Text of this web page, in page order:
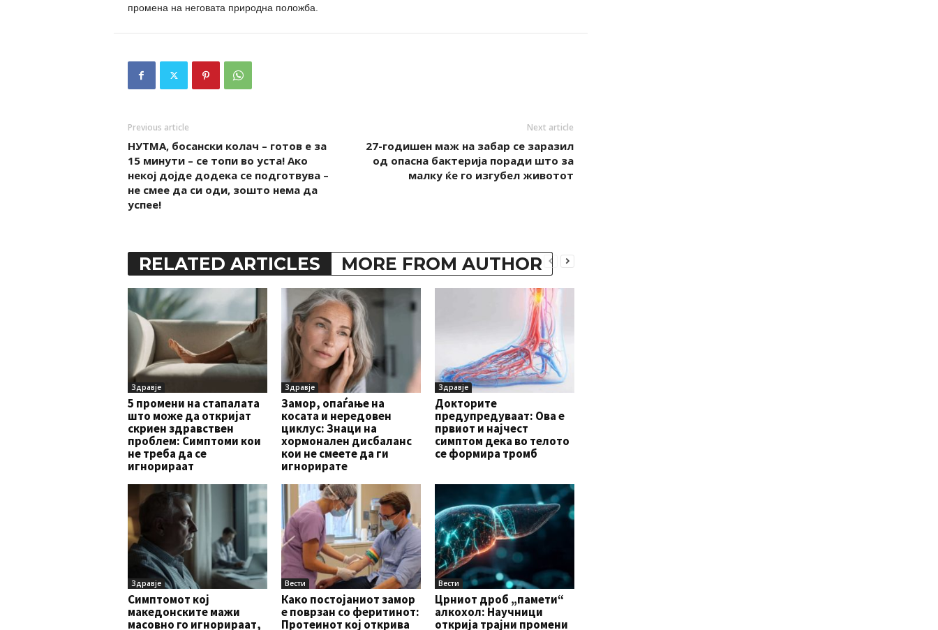
промена на неговата природна положба.
Previous article
НУТМА, босански колач – готов е за
15 минути – се топи во уста! Ако
некој дојде додека се подготвува –
не смее да си оди, зошто нема да
успее!
Next article
27-годишен маж на забар се заразил
од опасна бактерија поради што за
малку ќе го изгубел животот
RELATED ARTICLES MORE FROM AUTHOR
Здравје
5 промени на стапалата
што може да откријат
скриен здравствен
проблем: Симптоми кои
не треба да се
игнорираат
Здравје
Замор, опаѓање на
косата и нередовен
циклус: Знаци на
хормонален дисбаланс
кои не смеете да ги
игнорирате
Здравје
Докторите
предупредуваат: Ова е
првиот и најчест
симптом дека во телото
се формира тромб
Здравје
Симптомот кој
македонските мажи
масовно го игнорираат,
Вести
Како постојаниот замор
е поврзан со феритинот:
Протеинот кој открива
Вести
Црниот дроб „памети“
алкохол: Научници
открија трајни промени